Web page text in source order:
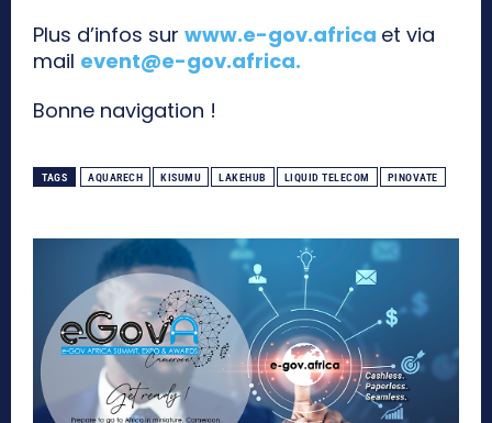
Plus d’infos sur www.e-gov.africa et via
mail event@e-gov.africa.
Bonne navigation !
TAGS AQUARECH KISUMU LAKEHUB LIQUID TELECOM PINOVATE